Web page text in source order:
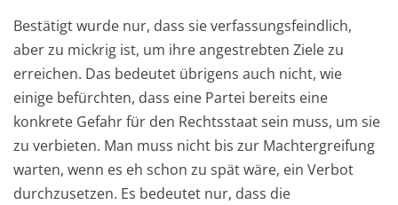
Bestätigt wurde nur, dass sie verfassungsfeindlich,
aber zu mickrig ist, um ihre angestrebten Ziele zu
erreichen. Das bedeutet übrigens auch nicht, wie
einige befürchten, dass eine Partei bereits eine
konkrete Gefahr für den Rechtsstaat sein muss, um sie
zu verbieten. Man muss nicht bis zur Machtergreifung
warten, wenn es eh schon zu spät wäre, ein Verbot
durchzusetzen. Es bedeutet nur, dass die